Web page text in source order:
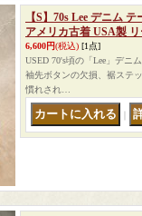
【S】70s Lee デニム
アメリカ古着 USA製
6,600円(税込) [1点]
USED 70's頃の「Lee」デ
袖先ボタンの欠損、裾ステ
慣れされ…